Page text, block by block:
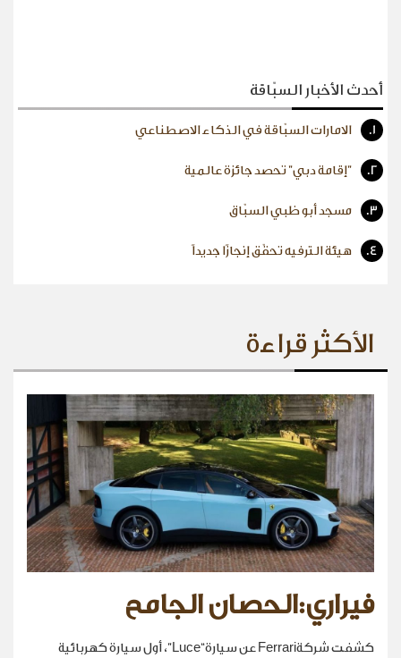
أحدث الأخبار السبّاقة
1. الامارات السبّاقة في الذكاء الاصطناعي
2. "إقامة دبي" تحصد جائزة عالمية
3. مسجد أبو ظبي السبّاق
4. هيئة الترفيه تحقّق إنجازًا جديداً
الأكثر قراءة
فيراري:الحصان الجامح
كشفت شركةFerrari عن سيارة“Luce”، أول سيارة كهربائية